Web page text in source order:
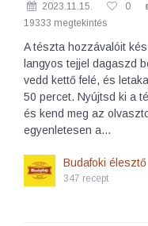
2023.11.15. 0
19333 megtekintés
A tészta hozzávalóit
langyos tejjel dagaszd
vedd kettő felé, és
50 percet. Nyújtsd ki a
és kend meg az
egyenletesen a…
Budafoki élesztő
347 recept